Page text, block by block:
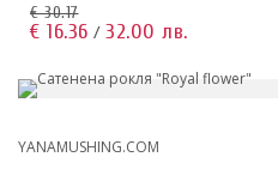
€ 30.17
€ 16.36 / 32.00 лв.
YANAMUSHING.COM